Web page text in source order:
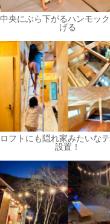
中央にぶら下がるハンモッ
げる
ロフトにも隠れ家みたいな
設置！